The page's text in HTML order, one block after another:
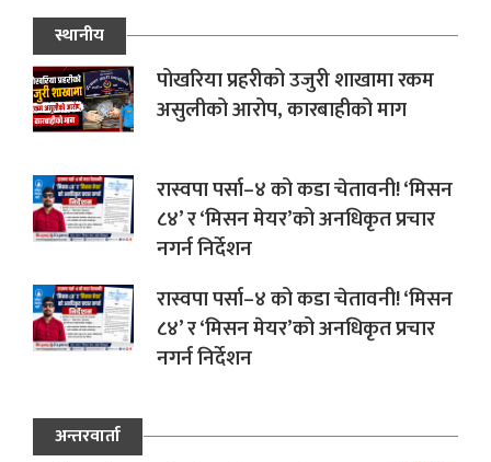
स्थानीय
पोखरिया प्रहरीको उजुरी शाखामा रकम
असुलीको आरोप, कारबाहीको माग
रास्वपा पर्सा–४ को कडा चेतावनी! ‘मिसन
८४’ र ‘मिसन मेयर’को अनधिकृत प्रचार
नगर्न निर्देशन
रास्वपा पर्सा–४ को कडा चेतावनी! ‘मिसन
८४’ र ‘मिसन मेयर’को अनधिकृत प्रचार
नगर्न निर्देशन
अन्तरवार्ता